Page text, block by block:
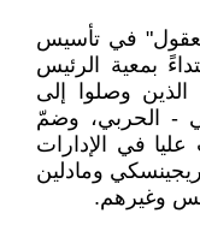
في تأسيس
بمعية الرئيس
وصلوا إلى
- الحربي، وضمّ
في الإدارات
ومادلين
وغيرهم.